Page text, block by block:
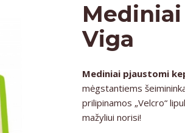
Viga
Mediniai pjaustomi
mėgstantiems
prilipinamos „Velcro“
mažyliui norisi!